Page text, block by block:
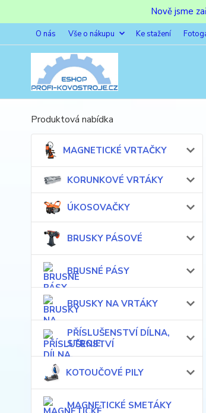
Nově jsme
O nás Vše o nákupu Ke stažení
Produktová nabídka
MAGNETICKÉ VRTAČKY
KORUNKOVÉ VRTÁKY
ÚKOSOVAČKY
BRUSKY PÁSOVÉ
BRUSNÉ PÁSY
BRUSKY NA VRTÁKY
PŘÍSLUŠENSTVÍ DÍLNA,
STROJE
KOTOUČOVÉ PILY
MAGNETICKÉ SMETÁKY